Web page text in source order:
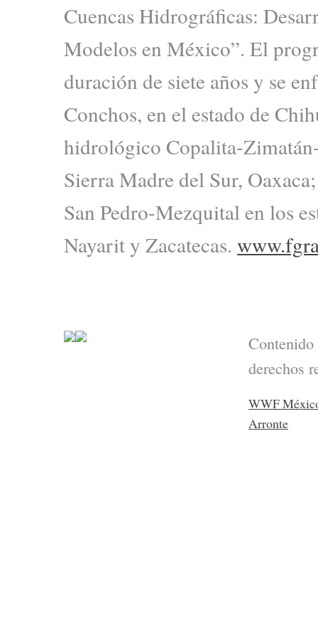
Cuencas Hidrográficas:
Modelos en México”. El
duración de siete años y se
Conchos, en el estado de
hidrológico Copalita-
Sierra Madre del Sur,
San Pedro-Mezquital en los
Nayarit y Zacatecas.
derechos
WWF
Arronte